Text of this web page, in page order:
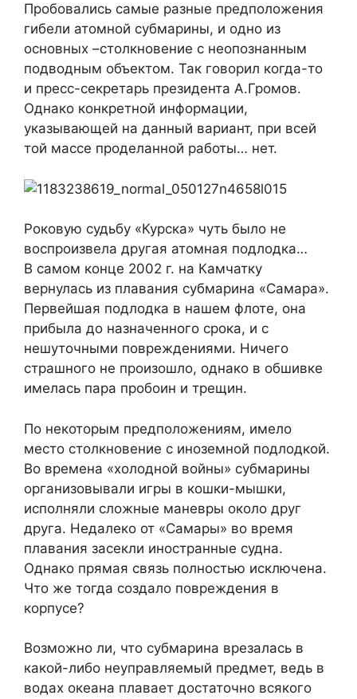
Пробовались самые разные предположения
гибели атомной субмарины, и одно из
основных –столкновение с неопознанным
подводным объектом. Так говорил когда-то
и пресс-секретарь президента А.Громов.
Однако конкретной информации,
указывающей на данный вариант, при всей
той массе проделанной работы… нет.
Роковую судьбу «Курска» чуть было не
воспроизвела другая атомная подлодка…
В самом конце 2002 г. на Камчатку
вернулась из плавания субмарина «Самара».
Первейшая подлодка в нашем флоте, она
прибыла до назначенного срока, и с
нешуточными повреждениями. Ничего
страшного не произошло, однако в обшивке
имелась пара пробоин и трещин.
По некоторым предположениям, имело
место столкновение с иноземной подлодкой.
Во времена «холодной войны» субмарины
организовывали игры в кошки-мышки,
исполняли сложные маневры около друг
друга. Недалеко от «Самары» во время
плавания засекли иностранные судна.
Однако прямая связь полностью исключена.
Что же тогда создало повреждения в
корпусе?
Возможно ли, что субмарина врезалась в
какой-либо неуправляемый предмет, ведь в
водах океана плавает достаточно всякого